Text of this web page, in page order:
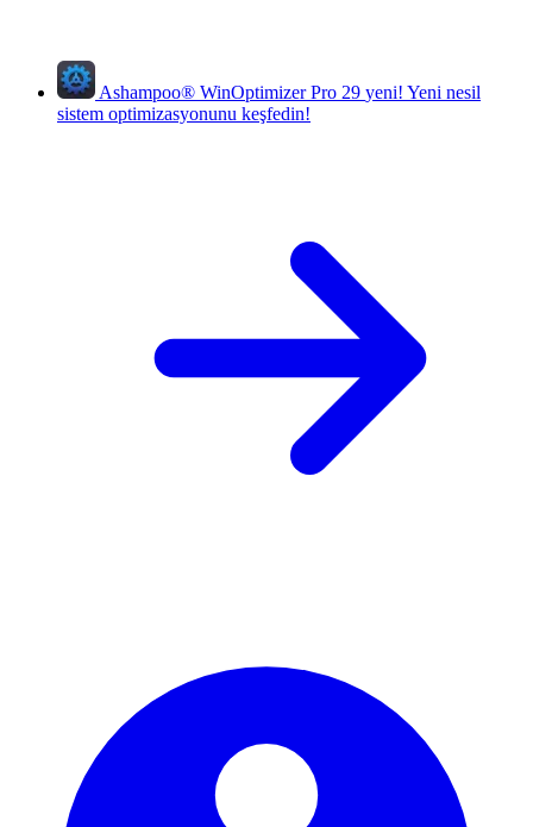
Ashampoo® WinOptimizer Pro 29 yeni! Yeni nesil
sistem optimizasyonunu keşfedin!